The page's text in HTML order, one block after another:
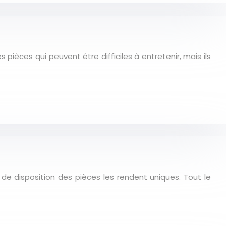
pièces qui peuvent être difficiles à entretenir, mais ils
disposition des pièces les rendent uniques. Tout le